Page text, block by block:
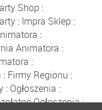
Shop :
: Impra Sklep :
:
Animatora :
:
: Firmy Regionu :
: Ogłoszenia :
Ogłoszenia: